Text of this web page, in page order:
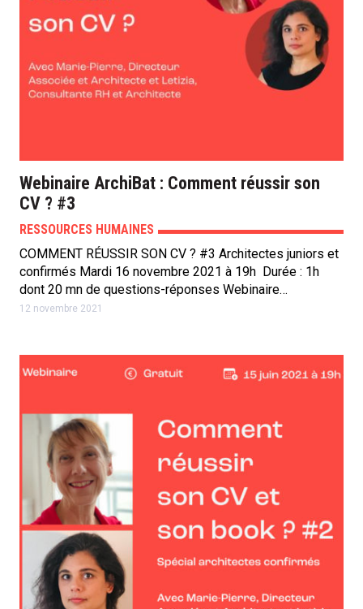
Webinaire ArchiBat : Comment réussir son
CV ? #3
RESSOURCES HUMAINES
COMMENT RÉUSSIR SON CV ? #3 Architectes juniors et
confirmés Mardi 16 novembre 2021 à 19h Durée : 1h
dont 20 mn de questions-réponses Webinaire…
12 novembre 2021